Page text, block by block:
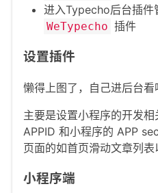
进入Typecho后台插件
WeTypecho 插件
设置插件
懒得上图了，自己进后台看
主要是设置小程序的开发
APPID 和小程序的 APP
页面的如首页滑动文章列表
小程序端